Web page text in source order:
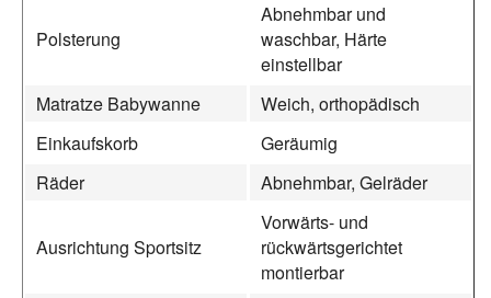
Polsterung
Abnehmbar und
waschbar, Härte
einstellbar
Matratze Babywanne
Weich, orthopädisch
Einkaufskorb
Geräumig
Räder
Abnehmbar, Gelräder
Ausrichtung Sportsitz
Vorwärts- und
rückwärtsgerichtet
montierbar